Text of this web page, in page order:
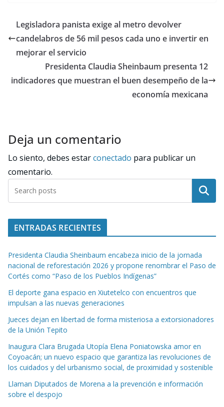
Legisladora panista exige al metro devolver
candelabros de 56 mil pesos cada uno e invertir en
mejorar el servicio
Presidenta Claudia Sheinbaum presenta 12
indicadores que muestran el buen desempeño de la
economía mexicana
Deja un comentario
Lo siento, debes estarconectado para publicar un
comentario.
Buscar
ENTRADAS RECIENTES
Presidenta Claudia Sheinbaum encabeza inicio de la jornada
nacional de reforestación 2026 y propone renombrar el Paso de
Cortés como “Paso de los Pueblos Indígenas”
El deporte gana espacio en Xiutetelco con encuentros que
impulsan a las nuevas generaciones
Jueces dejan en libertad de forma misteriosa a extorsionadores
de la Unión Tepito
Inaugura Clara Brugada Utopía Elena Poniatowska amor en
Coyoacán; un nuevo espacio que garantiza las revoluciones de
los cuidados y del urbanismo social, de proximidad y sostenible
Llaman Diputados de Morena a la prevención e información
sobre el despojo